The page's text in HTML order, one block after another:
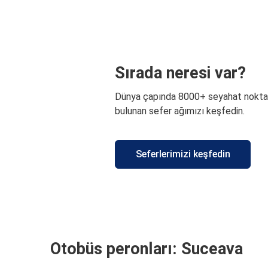
Sırada neresi var?
Dünya çapında 8000+ seyahat
bulunan sefer ağımızı keşfedin.
Seferlerimizi keşfedin
Otobüs peronları: Suceava